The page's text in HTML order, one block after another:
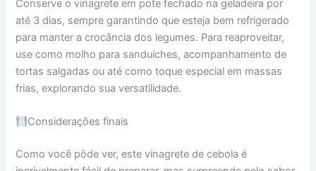
Conserve o vinagrete em pote fechado na geladeira por
até 3 dias, sempre garantindo que esteja bem refrigerado
para manter a crocância dos legumes. Para reaproveitar,
use como molho para sanduíches, acompanhamento de
tortas salgadas ou até como toque especial em massas
frias, explorando sua versatilidade.
Considerações finais
Como você pôde ver, este vinagrete de cebola é